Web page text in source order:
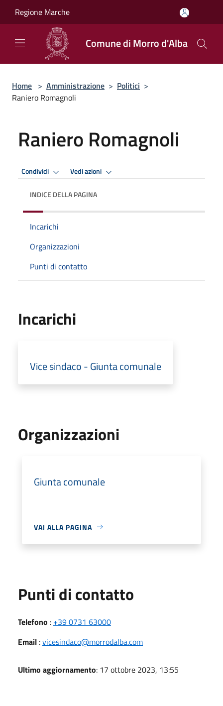
Regione Marche
Comune di Morro d'Alba
Home > Amministrazione > Politici >
Raniero Romagnoli
Raniero Romagnoli
Condividi Vedi azioni
INDICE DELLA PAGINA
Incarichi
Organizzazioni
Punti di contatto
Incarichi
Vice sindaco - Giunta comunale
Organizzazioni
Giunta comunale
VAI ALLA PAGINA
Punti di contatto
Telefono : +39 0731 63000
Email :vicesindaco@morrodalba.com
Ultimo aggiornamento: 17 ottobre 2023, 13:55